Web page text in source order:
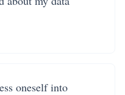
oneself into